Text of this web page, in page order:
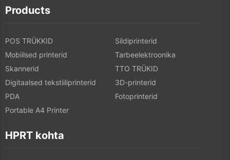
Products
POS TRÜKKID
Sildiprinterid
Mobiilsed printerid
Tarbeelektroonika
Skannerid
TTO TRÜKID
Digitaalsed tekstiiliprinterid
3D-printerid
PDA
Fotoprinterid
Portable A4 Printer
HPRT kohta